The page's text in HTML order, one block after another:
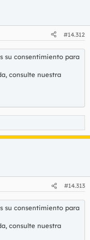
#14.312
su consentimiento para
consulte nuestra
#14.313
su consentimiento para
consulte nuestra